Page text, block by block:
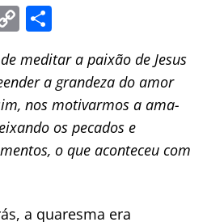
m
C
p
y
Li
n
h
ar
e
meditar a paixão de Jesus
a grandeza do amor
nos motivarmos a ama-
os pecados e
o que aconteceu com
a quaresma era